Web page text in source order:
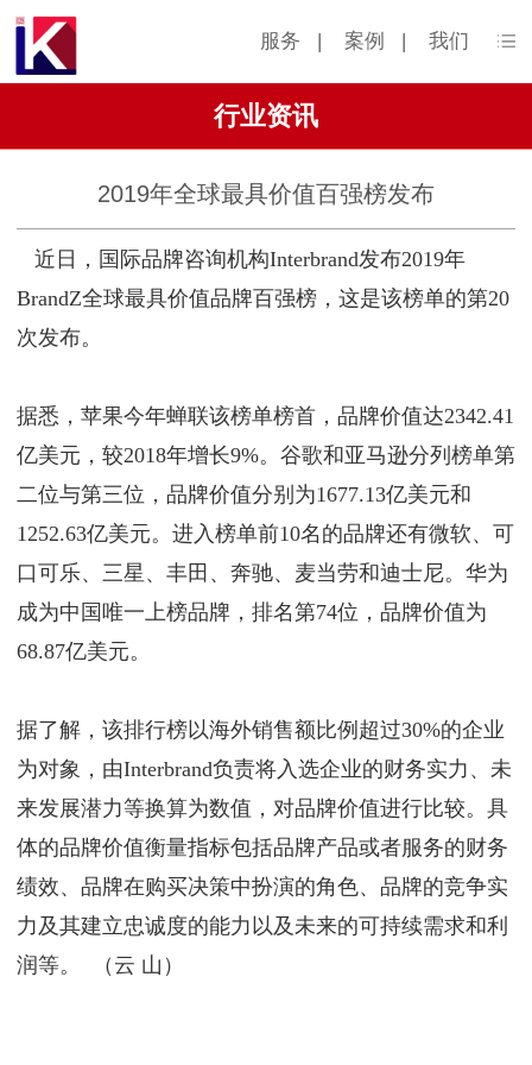
服务 | 案例 | 我们
行业资讯
2019年全球最具价值百强榜发布
近日，国际品牌咨询机构Interbrand发布2019年
BrandZ全球最具价值品牌百强榜，这是该榜单的第20
次发布。
据悉，苹果今年蝉联该榜单榜首，品牌价值达2342.41
亿美元，较2018年增长9%。谷歌和亚马逊分列榜单第
二位与第三位，品牌价值分别为1677.13亿美元和
1252.63亿美元。进入榜单前10名的品牌还有微软、可
口可乐、三星、丰田、奔驰、麦当劳和迪士尼。华为
成为中国唯一上榜品牌，排名第74位，品牌价值为
68.87亿美元。
据了解，该排行榜以海外销售额比例超过30%的企业
为对象，由Interbrand负责将入选企业的财务实力、未
来发展潜力等换算为数值，对品牌价值进行比较。具
体的品牌价值衡量指标包括品牌产品或者服务的财务
绩效、品牌在购买决策中扮演的角色、品牌的竞争实
力及其建立忠诚度的能力以及未来的可持续需求和利
润等。 （云 山）